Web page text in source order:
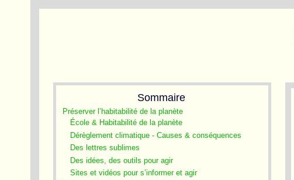
Sommaire
Préserver l’habitabilité de la planète
École & Habitabilité de la planète
Dérèglement climatique - Causes & conséquences
Des lettres sublimes
Des idées, des outils pour agir
Sites et vidéos pour s’informer et agir